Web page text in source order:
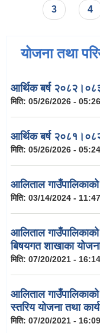
3
4
योजना तथा
आर्थिक बर्ष
मिति: 05/26/2026 - 05:26
आर्थिक बर्ष
मिति: 05/26/2026 - 05:24
आलिताल गाउँपालिकाको
मिति: 03/14/2024 - 11:47
आलिताल
बिषयगत शाखाका
मिति: 07/20/2021 - 16:14
आलिताल
स्तरिय योजना तथा
मिति: 07/20/2021 - 16:09